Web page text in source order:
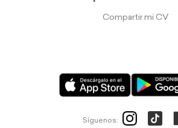
Compartir mi CV
Síguenos: